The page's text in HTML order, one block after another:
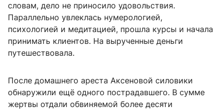
словам, дело не приносило удовольствия.
Параллельно увлеклась нумерологией,
психологией и медитацией, прошла курсы и начала
принимать клиентов. На вырученные деньги
путешествовала.
После домашнего ареста Аксеновой силовики
обнаружили ещё одного пострадавшего. В сумме
жертвы отдали обвиняемой более десяти